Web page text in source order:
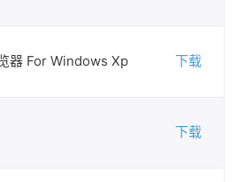
器 For Windows Xp 下载
下载